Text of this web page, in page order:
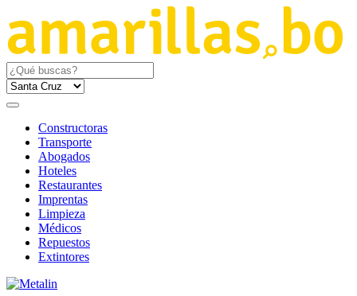
Constructoras
Transporte
Abogados
Hoteles
Restaurantes
Imprentas
Limpieza
Médicos
Repuestos
Extintores